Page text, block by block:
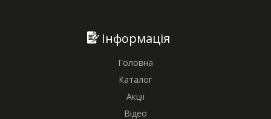
Інформація
Головна
Каталог
Акції
Відео